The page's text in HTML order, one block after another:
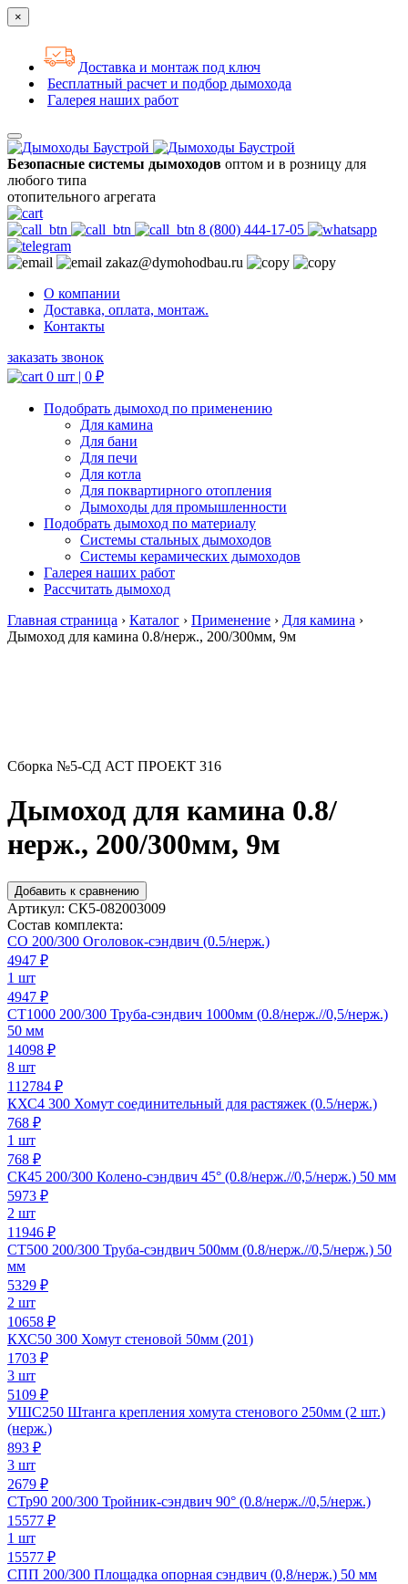
×
Доставка и монтаж под ключ
Бесплатный расчет и подбор дымохода
Галерея наших работ
Безопасные системы дымоходов оптом и в розницу для
любого типа
отопительного агрегата
8 (800) 444-17-05
zakaz@dymohodbau.ru
О компании
Доставка, оплата, монтаж.
Контакты
заказать звонок
0 шт | 0 ₽
Подобрать дымоход по применению
Для камина
Для бани
Для печи
Для котла
Для поквартирного отопления
Дымоходы для промышленности
Подобрать дымоход по материалу
Системы стальных дымоходов
Системы керамических дымоходов
Галерея наших работ
Рассчитать дымоход
Главная страница › Каталог › Применение › Для камина ›
Дымоход для камина 0.8/нерж., 200/300мм, 9м
Сборка №5-СД АСТ ПРОЕКТ 316
Дымоход для камина 0.8/
нерж., 200/300мм, 9м
Добавить к сравнению
Артикул: СК5-082003009
Состав комплекта:
СО 200/300 Оголовок-сэндвич (0.5/нерж.)
4947 ₽
1 шт
4947 ₽
СТ1000 200/300 Труба-сэндвич 1000мм (0.8/нерж.//0,5/нерж.)
50 мм
14098 ₽
8 шт
112784 ₽
КХС4 300 Хомут соединительный для растяжек (0.5/нерж.)
768 ₽
1 шт
768 ₽
СК45 200/300 Колено-сэндвич 45° (0.8/нерж.//0,5/нерж.) 50 мм
5973 ₽
2 шт
11946 ₽
СТ500 200/300 Труба-сэндвич 500мм (0.8/нерж.//0,5/нерж.) 50
мм
5329 ₽
2 шт
10658 ₽
КХС50 300 Хомут стеновой 50мм (201)
1703 ₽
3 шт
5109 ₽
УШС250 Штанга крепления хомута стенового 250мм (2 шт.)
(нерж.)
893 ₽
3 шт
2679 ₽
СТр90 200/300 Тройник-сэндвич 90° (0.8/нерж.//0,5/нерж.)
15577 ₽
1 шт
15577 ₽
СПП 200/300 Площадка опорная сэндвич (0,8/нерж.) 50 мм